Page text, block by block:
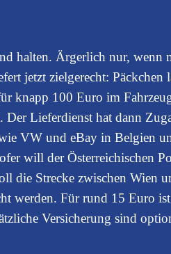
halten. Ärgerlich nur, wenn
jetzt zielgerecht: Päckchen
knapp 100 Euro im
Lieferdienst hat dann
VW und eBay in Belgien
will der Österreichischen
die Strecke zwischen Wien
werden. Für rund 15 Euro
Versicherung sind